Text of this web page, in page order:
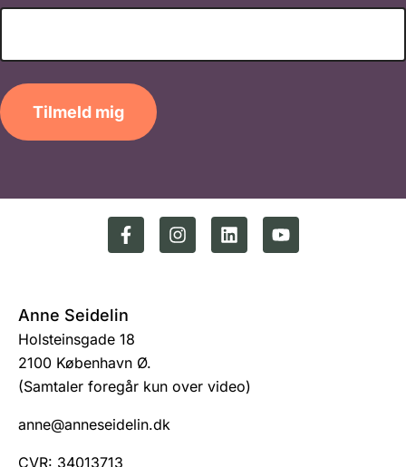
Tilmeld mig
Anne Seidelin
Holsteinsgade 18
2100 København Ø.
(Samtaler foregår kun over video)
anne@anneseidelin.dk
CVR: 34013713